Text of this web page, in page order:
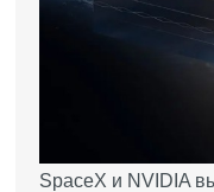
SpaceX и NVIDIA